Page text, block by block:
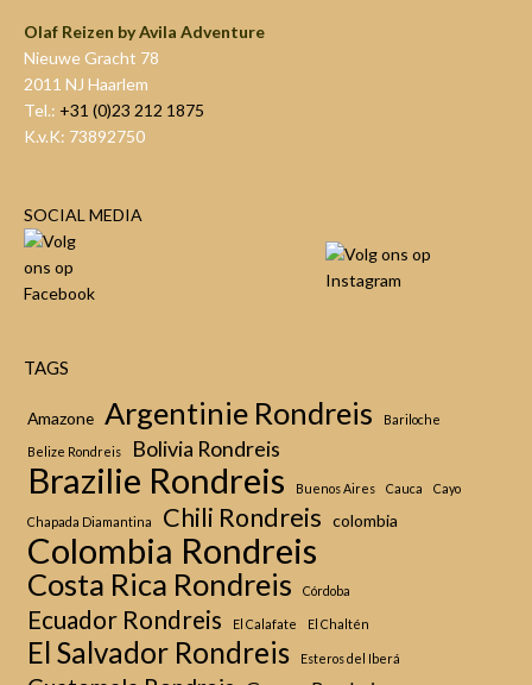
Olaf Reizen by Avila Adventure
Nieuwe Gracht 78
2011 NJ Haarlem
Tel.: +31 (0)23 212 1875
K.v.K: 73892750
SOCIAL MEDIA
TAGS
Amazone Argentinie Rondreis Bariloche
Belize Rondreis Bolivia Rondreis
Brazilie Rondreis Buenos Aires Cauca Cayo
Chapada Diamantina Chili Rondreis colombia
Colombia Rondreis
Costa Rica Rondreis Córdoba
Ecuador Rondreis El Calafate El Chaltén
El Salvador Rondreis Esteros del Iberá